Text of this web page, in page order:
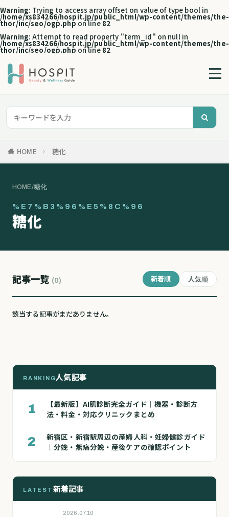
Warning: Trying to access array offset on value of type bool in
/home/xs834266/hospit.jp/public_html/wp-content/themes/the-
thor/inc/seo/ogp.php on line 82
Warning: Attempt to read property "term_id" on null in
/home/xs834266/hospit.jp/public_html/wp-content/themes/the-
thor/inc/seo/ogp.php on line 82
HOME 糖化
HOME/糖化
%E7%B3%96%E5%8C%96
糖化
記事一覧 (0) 新着順 人気順
該当する記事がまだありません。
RANKING人気記事
1
【最新版】AI肌診断完全ガイド｜機器・診断方
法・料金・対応クリニックまとめ
2
新宿区・新宿駅周辺の産婦人科・妊婦健診ガイド
｜分娩・無痛分娩・産後ケアの確認ポイント
LATEST 新着記事
2026.07.10